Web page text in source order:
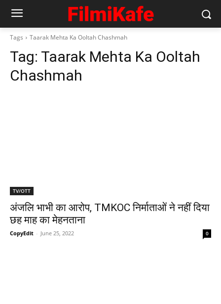
Tags Taarak Mehta Ka Ooltah Chashmah
Tag: Taarak Mehta Ka Ooltah
Chashmah
TV/OTT
अंजलि भाभी का आरोप, TMKOC निर्माताओं ने नहीं दिया
छह माह का मेहनताना
CopyEdit - June 25, 2022 0